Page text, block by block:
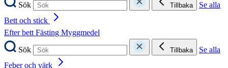
Sök
Tillbaka
Se alla
Bett och stick
Efter bettFästing Myggmedel
Sök
Tillbaka
Se alla
Feber och värk